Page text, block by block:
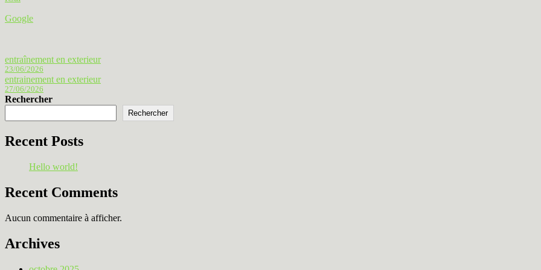
Google
Navigation
de
l’article
entraînement en exterieur
23/06/2026
entrainement en exterieur
27/06/2026
Rechercher
Rechercher
Recent Posts
Hello world!
Recent Comments
Aucun commentaire à afficher.
Archives